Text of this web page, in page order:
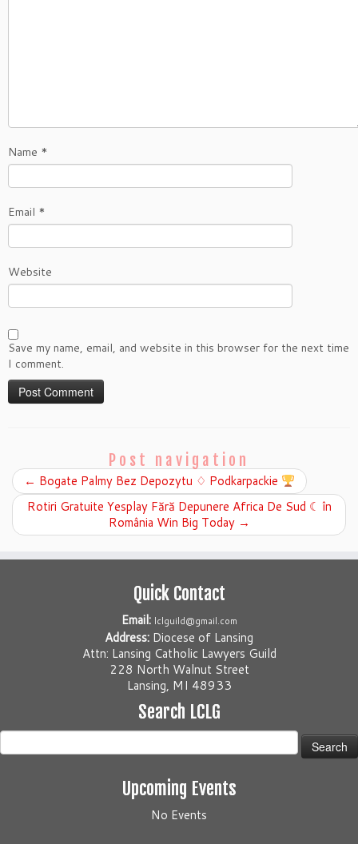
Name *
Email *
Website
Save my name, email, and website in this browser for the next time
I comment.
Post navigation
← Bogate Palmy Bez Depozytu ♢ Podkarpackie
Rotiri Gratuite Yesplay Fără Depunere Africa De Sud ☾ în
România Win Big Today →
Quick Contact
Email: lclguild@gmail.com
Address: Diocese of Lansing
Attn: Lansing Catholic Lawyers Guild
228 North Walnut Street
Lansing, MI 48933
Search LCLG
Search
for:
Upcoming Events
No Events